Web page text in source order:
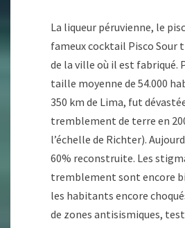
La liqueur péruvienne, le
fameux cocktail Pisco Sour
de la ville où il est fabriqué.
taille moyenne de 54.000
350 km de Lima, fut
tremblement de terre en
l’échelle de Richter).
60% reconstruite. Les
tremblement sont encore
les habitants encore
de zones antisismiques,